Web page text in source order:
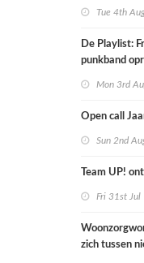
Tue 4th
De Playlist:
punkband
Mon 3rd
Open call
Sun 2nd
Team UP!
Fri 31st Jul
zich tussen